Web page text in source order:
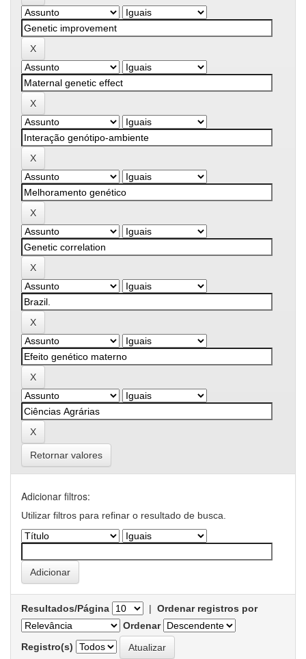
Retornar valores
Adicionar filtros:
Utilizar filtros para refinar o resultado de busca.
Resultados/Página | Ordenar registros por
Ordenar
Registro(s)